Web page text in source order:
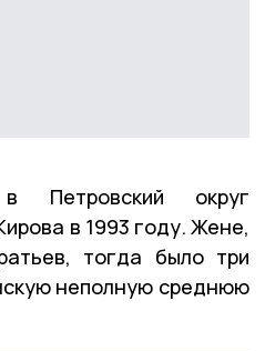
Петровский округ
в 1993 году. Жене,
тогда было три
неполную среднюю